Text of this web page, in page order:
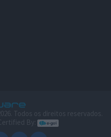
Todos os direitos reservados.
By: